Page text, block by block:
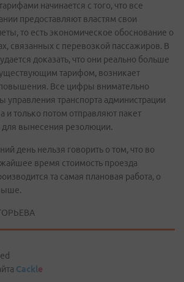
начинается с того, что все
предоставляют властям свои
то есть экономическое обоснование о
связанных с перевозкой пассажиров. В
доказать, что они реально больше
тарифом, возникает
Все цифры внимательно
управления транспорта администрации
и только потом отправляют пакет
вынесения резолюции.
день нельзя говорить о том, что во
время стоимость проезда
та самая плановая работа, о
Cackle